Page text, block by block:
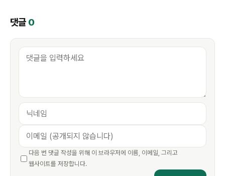
댓글 0
다음 번 댓글 작성을 위해 이 브라우저에 이름, 이메일, 그리고
웹사이트를 저장합니다.